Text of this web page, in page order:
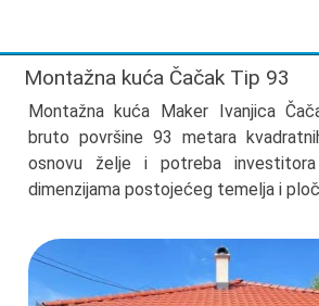
Montažna kuća Čačak Tip 93
Montažna kuća Maker Ivanjica
bruto površine 93 metara
osnovu želje i potreba
dimenzijama postojećeg temelja i